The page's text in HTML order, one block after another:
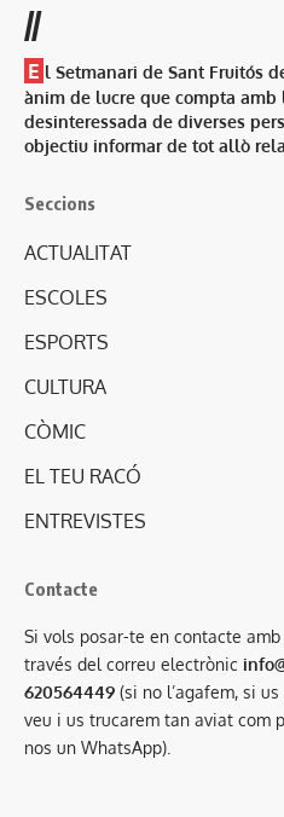
//
E l Setmanari de Sant Fruitós
ànim de lucre que compta amb
desinteressada de diverses
objectiu informar de tot allò
Seccions
ACTUALITAT
ESCOLES
ESPORTS
CULTURA
CÒMIC
EL TEU RACÓ
ENTREVISTES
Contacte
Si vols posar-te en contacte
través del correu electrònic
620564449 (si no l’agafem, si
veu i us trucarem tan aviat com
nos un WhatsApp).